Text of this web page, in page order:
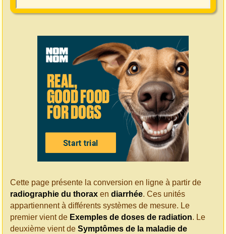
Cette page présente la conversion en ligne à partir de
radiographie du thorax en diarrhée. Ces unités
appartiennent à différents systèmes de mesure. Le
premier vient de Exemples de doses de radiation. Le
deuxième vient de Symptômes de la maladie de